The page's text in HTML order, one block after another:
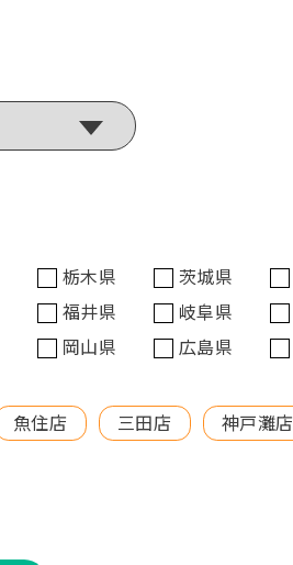
栃木県 茨城県
福井県 岐阜県
岡山県 広島県
魚住店 三田店
神戸灘店